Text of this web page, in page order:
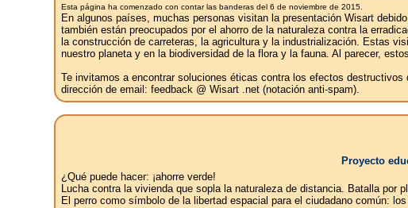
Esta página ha comenzado con contar las banderas del 6 de noviembre de 2015.
En algunos países, muchas personas visitan la presentación Wisart
también están preocupados por el ahorro de la naturaleza contra la
la construcción de carreteras, la agricultura y la industrialización. Estas
nuestro planeta y en la biodiversidad de la flora y la fauna. Al parecer,
Te invitamos a encontrar soluciones éticas contra los efectos
dirección de email: feedback @ Wisart .net (notación anti-spam).
Proyecto
¿Qué puede hacer: ¡ahorre verde!
Lucha contra la vivienda que sopla la naturaleza de distancia. Batalla por
El perro como símbolo de la libertad espacial para el ciudadano común: